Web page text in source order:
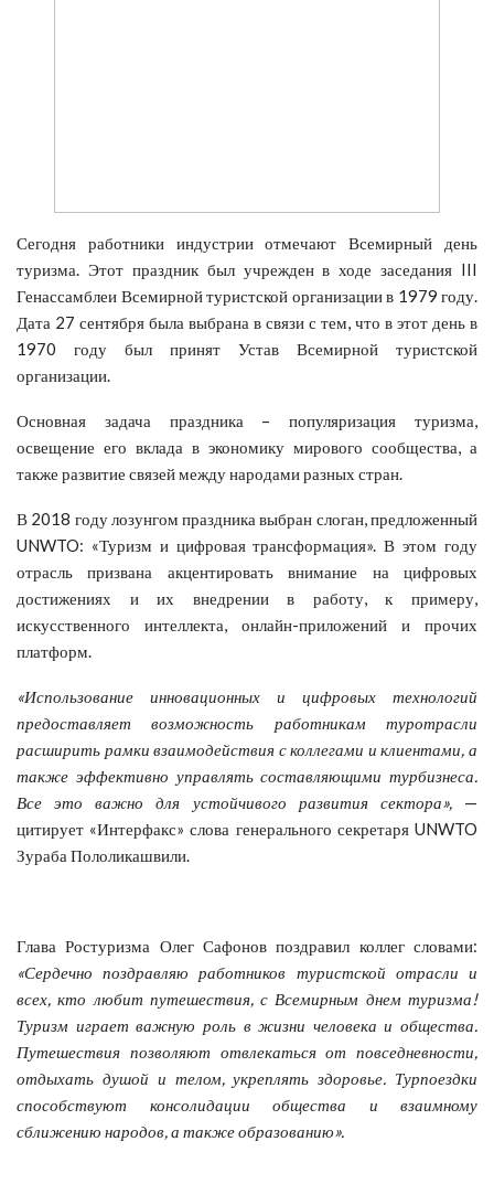
Сегодня работники индустрии отмечают Всемирный день
туризма. Этот праздник был учрежден в ходе заседания III
Генассамблеи Всемирной туристской организации в 1979 году.
Дата 27 сентября была выбрана в связи с тем, что в этот день в
1970 году был принят Устав Всемирной туристской
организации.
Основная задача праздника – популяризация туризма,
освещение его вклада в экономику мирового сообщества, а
также развитие связей между народами разных стран.
В 2018 году лозунгом праздника выбран слоган, предложенный
UNWTO: «Туризм и цифровая трансформация». В этом году
отрасль призвана акцентировать внимание на цифровых
достижениях и их внедрении в работу, к примеру,
искусственного интеллекта, онлайн-приложений и прочих
платформ.
«Использование инновационных и цифровых технологий
предоставляет возможность работникам туротрасли
расширить рамки взаимодействия с коллегами и клиентами, а
также эффективно управлять составляющими турбизнеса.
Все это важно для устойчивого развития сектора»,—
цитирует «Интерфакс» слова генерального секретаря UNWTO
Зураба Пололикашвили.
Глава Ростуризма Олег Сафонов поздравил коллег словами:
«Сердечно поздравляю работников туристской отрасли и
всех, кто любит путешествия, с Всемирным днем туризма!
Туризм играет важную роль в жизни человека и общества.
Путешествия позволяют отвлекаться от повседневности,
отдыхать душой и телом, укреплять здоровье. Турпоездки
способствуют консолидации общества и взаимному
сближению народов, а также образованию».